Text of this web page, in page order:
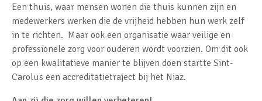
Een thuis, waar mensen wonen die thuis kunnen zijn en
medewerkers werken die de vrijheid hebben hun werk zelf
in te richten. Maar ook een organisatie waar veilige en
professionele zorg voor ouderen wordt voorzien. Om dit ook
op een kwalitatieve manier te blijven doen startte Sint-
Carolus een accreditatietraject bij het Niaz.